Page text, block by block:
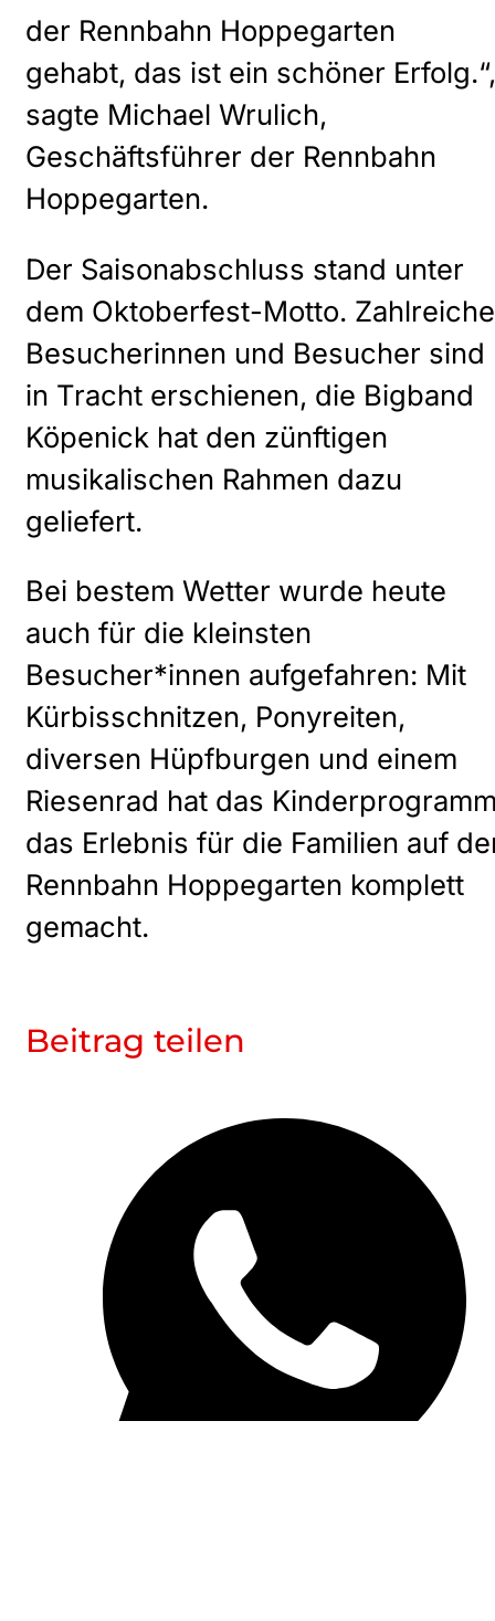
der Rennbahn Hoppegarten
gehabt, das ist ein schöner Erfolg.“,
sagte Michael Wrulich,
Geschäftsführer der Rennbahn
Hoppegarten.
Der Saisonabschluss stand unter
dem Oktoberfest-Motto. Zahlreiche
Besucherinnen und Besucher sind
in Tracht erschienen, die Bigband
Köpenick hat den zünftigen
musikalischen Rahmen dazu
geliefert.
Bei bestem Wetter wurde heute
auch für die kleinsten
Besucher*innen aufgefahren: Mit
Kürbisschnitzen, Ponyreiten,
diversen Hüpfburgen und einem
Riesenrad hat das
das Erlebnis für die Familien auf
Rennbahn Hoppegarten komplett
gemacht.
Beitrag teilen